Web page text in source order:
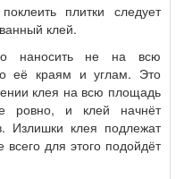
плитки следует
клей.
наносить не на всю
её краям и углам. Это
клея на всю площадь
ровно, и клей начнёт
Излишки клея подлежат
для этого подойдёт